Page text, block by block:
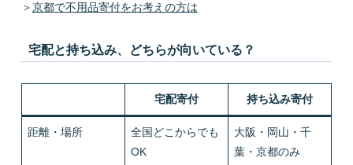
＞京都で不用品寄付をお考えの方は
宅配と持ち込み、どちらが向いている？
宅配寄付 持ち込み寄付
距離・場所
全国どこからでも
OK
大阪・岡山・千
葉・京都のみ